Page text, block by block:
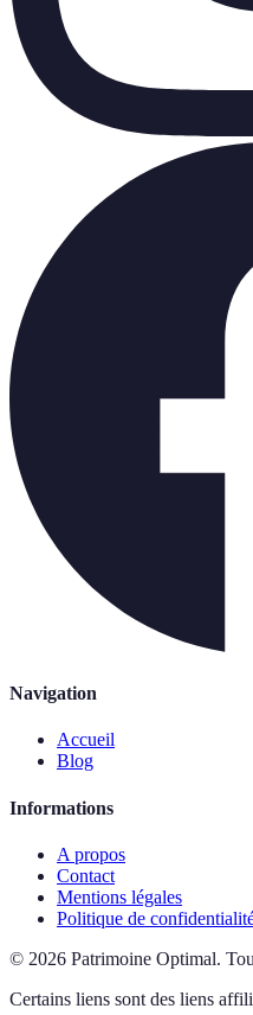
Navigation
Accueil
Blog
Informations
A propos
Contact
Mentions légales
Politique de
© 2026 Patrimoine Optimal.
Certains liens sont des liens